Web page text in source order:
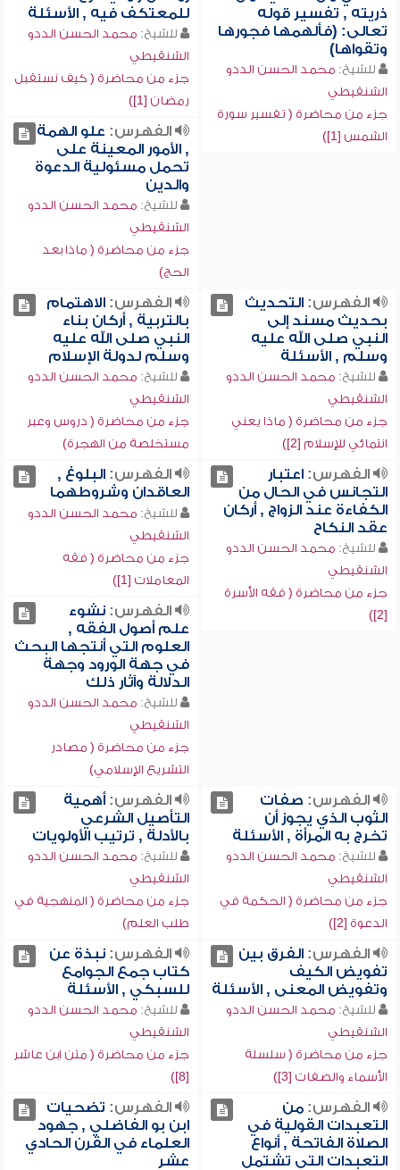
ذريته , تفسير قوله
تعالى: (فألهمها فجورها
وتقواها)
للشيخ: محمد الحسن الددو
الشنقيطي
جزء من محاضرة ( تفسير سورة
الشمس [1])
للمعتكف فيه , الأسئلة
للشيخ: محمد الحسن الددو
الشنقيطي
جزء من محاضرة ( كيف نستقبل
رمضان [1])
الفهرس: علو الهمة
, الأمور المعينة على
تحمل مسئولية الدعوة
والدين
للشيخ: محمد الحسن الددو
الشنقيطي
جزء من محاضرة ( ماذا بعد
الحج)
الفهرس:التحديث
بحديث مسند إلى
النبي صلى الله عليه
وسلم , الأسئلة
للشيخ: محمد الحسن الددو
الشنقيطي
جزء من محاضرة ( ماذا يعني
انتمائي للإسلام [2])
الفهرس:الاهتمام
بالتربية , أركان بناء
النبي صلى الله عليه
وسلم لدولة الإسلام
للشيخ: محمد الحسن الددو
الشنقيطي
جزء من محاضرة ( دروس وعبر
مستخلصة من الهجرة)
الفهرس:اعتبار
التجانس في الحال من
الكفاءة عند الزواج , أركان
عقد النكاح
للشيخ: محمد الحسن الددو
الشنقيطي
جزء من محاضرة ( فقه الأسرة
[2])
الفهرس:البلوغ ,
العاقدان وشروطهما
للشيخ: محمد الحسن الددو
الشنقيطي
جزء من محاضرة ( فقه
المعاملات [1])
الفهرس:نشوء
علم أصول الفقه ,
العلوم التي أنتجها البحث
في جهة الورود وجهة
الدلالة وآثار ذلك
للشيخ: محمد الحسن الددو
الشنقيطي
جزء من محاضرة ( مصادر
التشريع الإسلامي)
الفهرس: صفات
الثوب الذي يجوز أن
تخرج به المرأة , الأسئلة
للشيخ: محمد الحسن الددو
الشنقيطي
جزء من محاضرة ( الحكمة في
الدعوة [2])
الفهرس:أهمية
التأصيل الشرعي
بالأدلة , ترتيب الأولويات
للشيخ: محمد الحسن الددو
الشنقيطي
جزء من محاضرة ( المنهجية في
طلب العلم)
الفهرس:الفرق بين
تفويض الكيف
وتفويض المعنى , الأسئلة
للشيخ: محمد الحسن الددو
الشنقيطي
جزء من محاضرة ( سلسلة
الأسماء والصفات [3])
الفهرس:نبذة عن
كتاب جمع الجوامع
للسبكي , الأسئلة
للشيخ: محمد الحسن الددو
الشنقيطي
جزء من محاضرة ( متن ابن عاشر
[8])
الفهرس:من
التعبدات القولية في
الصلاة الفاتحة , أنواع
التعبدات التي تشتمل
الفهرس: تضحيات
ابن بو الفاضلي , جهود
العلماء في القرن الحادي
عشر